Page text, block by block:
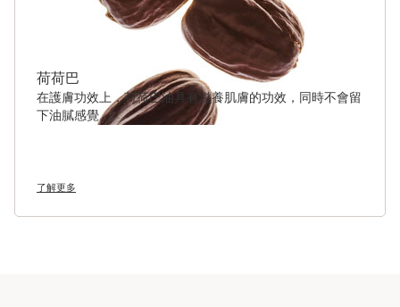
荷荷巴
在護膚功效上，荷荷巴油具有滋養肌膚的功效，同時不會留
下油膩感覺。
了解更多